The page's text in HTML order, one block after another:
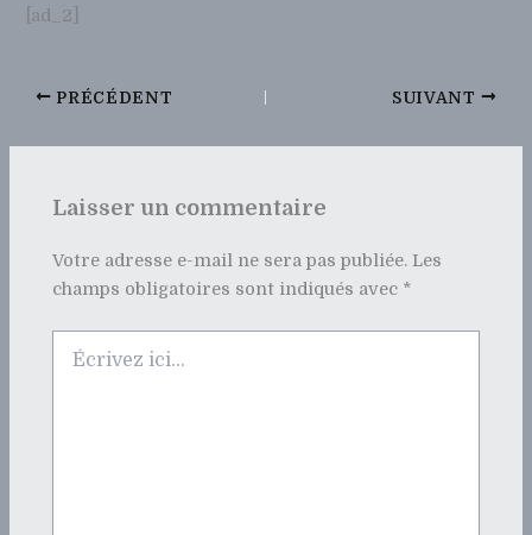
[ad_2]
PRÉCÉDENT SUIVANT
Laisser un commentaire
Votre adresse e-mail ne sera pas publiée. Les
champs obligatoires sont indiqués avec *
ici…